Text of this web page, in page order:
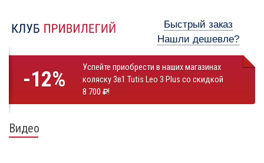
Быстрый заказ
Нашли дешевле?
-12%
Успейте приобрести в наших магазинах
коляску 3в1 Tutis Leo 3 Plus со скидкой
8 700
!
Видео